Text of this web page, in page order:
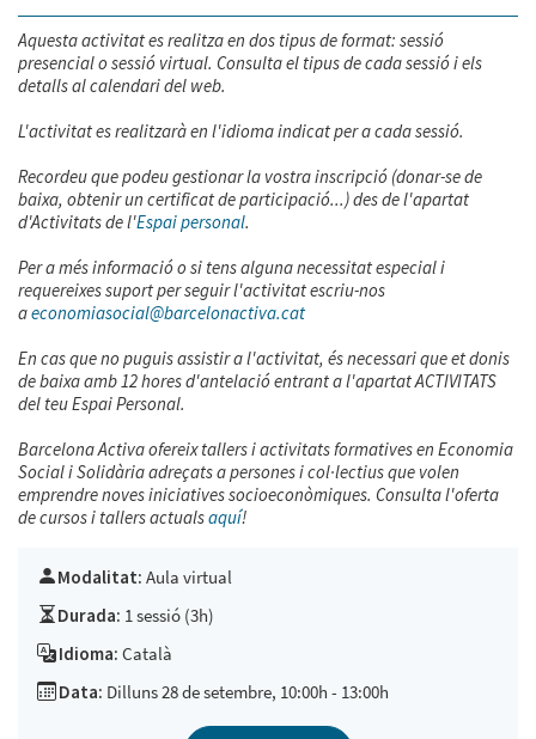
Aquesta activitat es realitza en dos tipus de format: sessió
presencial o sessió virtual. Consulta el tipus de cada sessió i els
detalls al calendari del web.
L'activitat es realitzarà en l'idioma indicat per a cada sessió.
Recordeu que podeu gestionar la vostra inscripció (donar-se de
baixa, obtenir un certificat de participació...) des de l'apartat
d'Activitats de l'Espai personal.
Per a més informació o si tens alguna necessitat especial i
requereixes suport per seguir l'activitat escriu-nos
aeconomiasocial@barcelonactiva.cat
En cas que no puguis assistir a l'activitat, és necessari que et donis
de baixa amb 12 hores d'antelació entrant a l'apartat ACTIVITATS
del teu Espai Personal.
Barcelona Activa ofereix tallers i activitats formatives en Economia
Social i Solidària adreçats a persones i col·lectius que volen
emprendre noves iniciatives socioeconòmiques. Consulta l'oferta
de cursos i tallers actualsaquí!
Modalitat: Aula virtual
Durada: 1 sessió (3h)
Idioma: Català
Data: Dilluns 28 de setembre, 10:00h - 13:00h